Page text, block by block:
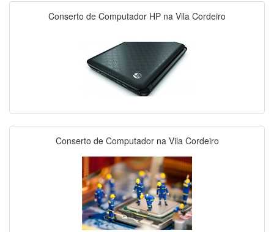
Conserto de Computador HP na Vila Cordeiro
Conserto de Computador na Vila Cordeiro